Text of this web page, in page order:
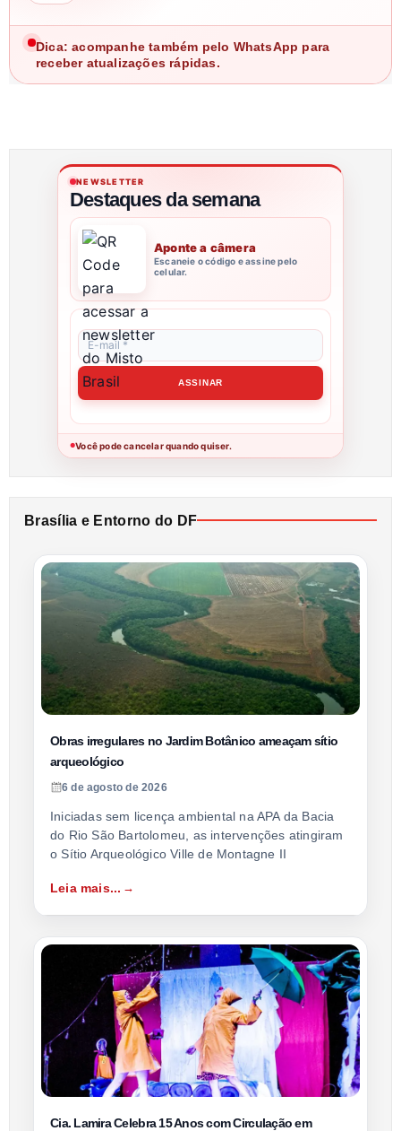
Dica: acompanhe também pelo WhatsApp para
receber atualizações rápidas.
NEWSLETTER
Destaques da semana
Aponte a câmera
Escaneie o código e assine pelo
celular.
●Você pode cancelar quando quiser.
Brasília e Entorno do DF
Obras irregulares no Jardim Botânico ameaçam sítio
arqueológico
6 de agosto de 2026
Iniciadas sem licença ambiental na APA da Bacia
do Rio São Bartolomeu, as intervenções atingiram
o Sítio Arqueológico Ville de Montagne II
Leia mais...
Cia. Lamira Celebra 15 Anos com Circulação em